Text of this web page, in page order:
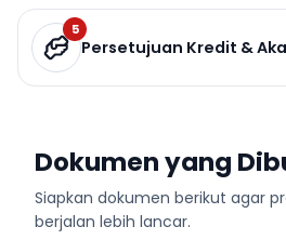
5
Persetujuan Kredit &
Dokumen yang
Siapkan dokumen berikut agar
berjalan lebih lancar.